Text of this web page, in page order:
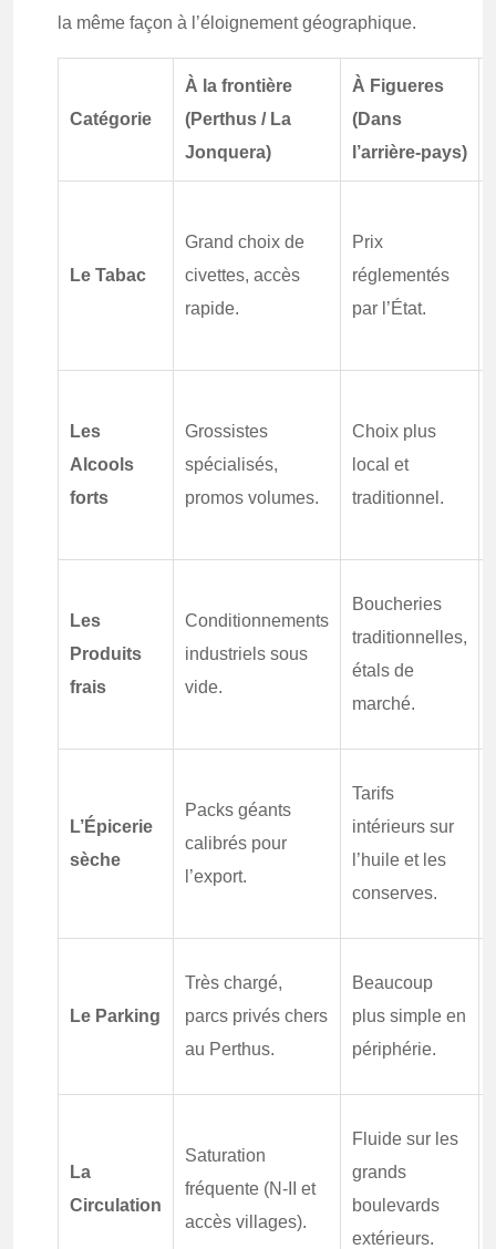
la même façon à l’éloignement géographique.
Catégorie
À la frontière
(Perthus / La
Jonquera)
À Figueres
(Dans
l’arrière-pays)
Le Tabac
Grand choix de
civettes, accès
rapide.
Prix
réglementés
par l’État.
Les
Alcools
forts
Grossistes
spécialisés,
promos volumes.
Choix plus
local et
traditionnel.
Les
Produits
frais
Conditionnements
industriels sous
vide.
Boucheries
traditionnelles,
étals de
marché.
L’Épicerie
sèche
Packs géants
calibrés pour
l’export.
Tarifs
intérieurs sur
l’huile et les
conserves.
Le Parking
Très chargé,
parcs privés chers
au Perthus.
Beaucoup
plus simple en
périphérie.
La
Circulation
Saturation
fréquente (N-II et
accès villages).
Fluide sur les
grands
boulevards
extérieurs.